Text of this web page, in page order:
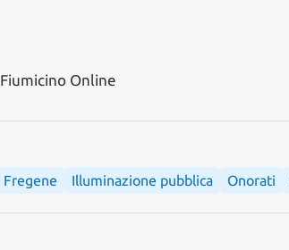
Fiumicino Online
Fregene Illuminazione pubblica Onorati